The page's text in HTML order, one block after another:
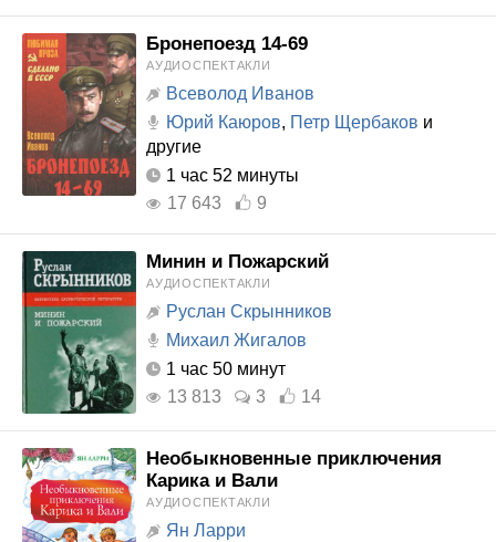
Бронепоезд 14-69
АУДИОСПЕКТАКЛИ
Всеволод Иванов
Юрий Каюров, Петр Щербаков и
другие
1 час 52 минуты
17 643
9
Минин и Пожарский
АУДИОСПЕКТАКЛИ
Руслан Скрынников
Михаил Жигалов
1 час 50 минут
13 813
3 14
Необыкновенные приключения
Карика и Вали
АУДИОСПЕКТАКЛИ
Ян Ларри